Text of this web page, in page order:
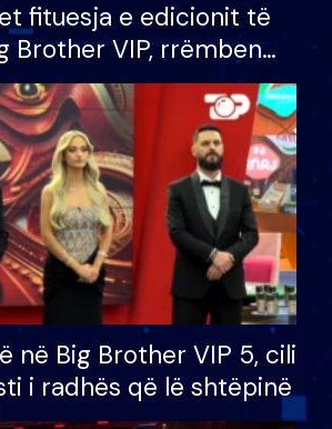
fituesja e edicionit të
Brother VIP, rrëmben
prej 100 mijë eurosh
në Big Brother VIP 5, cili
i radhës që lë shtëpinë